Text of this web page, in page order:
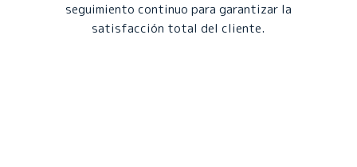
seguimiento continuo para garantizar la
satisfacción total del cliente.